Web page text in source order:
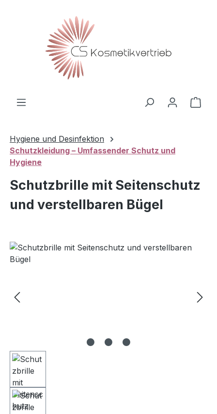
Hygiene und Desinfektion
Schutzkleidung – Umfassender Schutz und
Hygiene
Schutzbrille mit Seitenschutz
und verstellbaren Bügel
Bildergalerie überspringen